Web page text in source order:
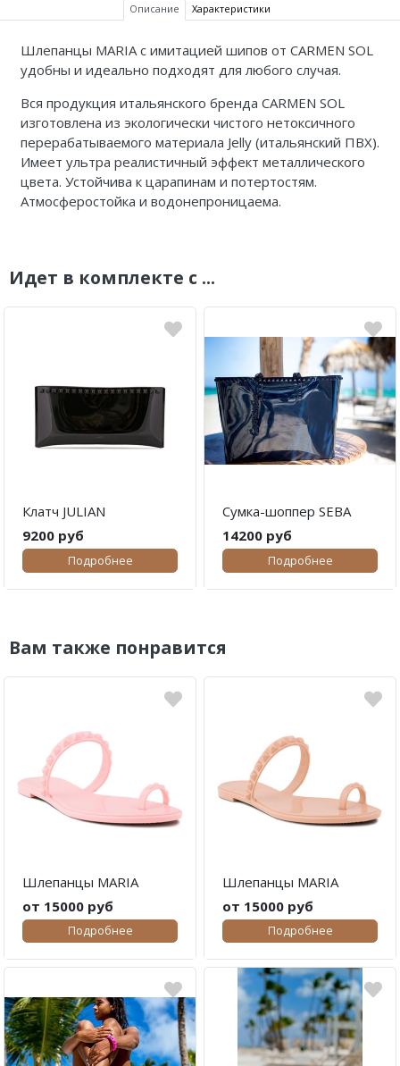
Описание Характеристики
Шлепанцы MARIA с имитацией шипов от CARMEN SOL
удобны и идеально подходят для любого случая.
Вся продукция итальянского бренда CARMEN SOL
изготовлена из экологически чистого нетоксичного
перерабатываемого материала Jelly (итальянский ПВХ).
Имеет ультра реалистичный эффект металлического
цвета. Устойчива к царапинам и потертостям.
Атмосферостойка и водонепроницаема.
Идет в комплекте с ...
Клатч JULIAN
9200 руб
Подробнее
Сумка-шоппер SEBA
14200 руб
Подробнее
Вам также понравится
Шлепанцы MARIA
от 15000 руб
Подробнее
Шлепанцы MARIA
от 15000 руб
Подробнее